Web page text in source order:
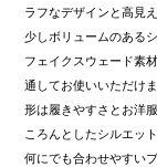
ラフなデザインと高見
少しボリュームのある
フェイクスウェード素
通してお使いいただけま
形は履きやすさとお洋
ころんとしたシルエッ
何にでも合わせやすい